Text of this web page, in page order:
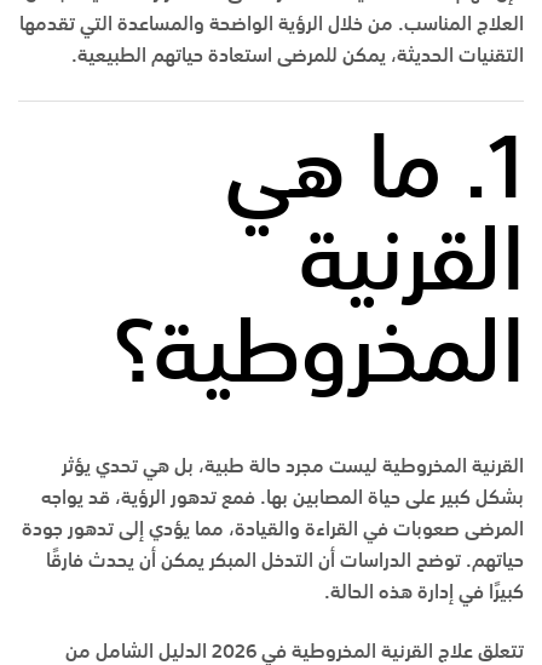
العلاج المناسب. من خلال الرؤية الواضحة والمساعدة التي تقدمها
التقنيات الحديثة، يمكن للمرضى استعادة حياتهم الطبيعية.
1. ما هي
القرنية
المخروطية؟
القرنية المخروطية ليست مجرد حالة طبية، بل هي تحدي يؤثر
بشكل كبير على حياة المصابين بها. فمع تدهور الرؤية، قد يواجه
المرضى صعوبات في القراءة والقيادة، مما يؤدي إلى تدهور جودة
حياتهم. توضح الدراسات أن التدخل المبكر يمكن أن يحدث فارقًا
كبيرًا في إدارة هذه الحالة.
تتعلق
علاج القرنية المخروطية في 2026 الدليل الشامل من